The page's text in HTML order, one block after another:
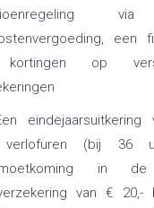
via
een
op
eindejaarsuitkering
verlofuren (bij 36
in
van € 20,-